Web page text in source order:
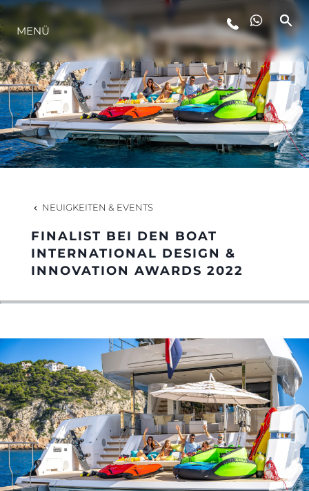
LIFESTYLE
INNOVATION
DIE FIRMA
DAS TEAM
GESCHICHTE
BEWERTEN SIE IHR BOOT
MENÜ
NEUIGKEITEN & EVENTS
FINALIST BEI DEN BOAT
INTERNATIONAL DESIGN &
INNOVATION AWARDS 2022